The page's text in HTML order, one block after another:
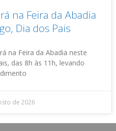
na Feira da Abadia
Dia dos Pais
na Feira da Abadia neste
das 8h às 11h, levando
de 2026